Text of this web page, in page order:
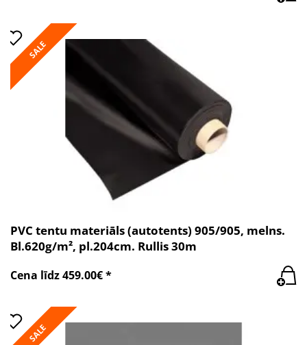
SALE
PVC tentu materiāls (autotents) 905/905, melns.
Bl.620g/m², pl.204cm. Rullis 30m
Cena līdz 459.00€ *
SALE